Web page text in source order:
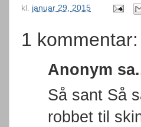
kl. januar 29, 2015
1 kommentar:
Anonym
Så sant Så
robbet til